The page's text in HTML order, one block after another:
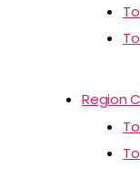
Region